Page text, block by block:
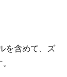
を含めて、ズ